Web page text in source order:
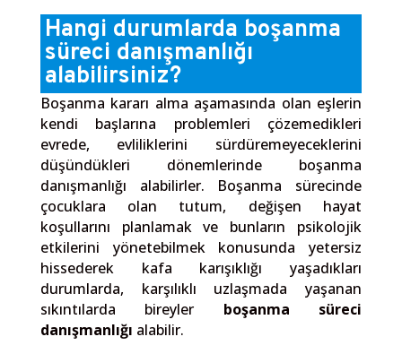
Hangi durumlarda boşanma
süreci danışmanlığı
alabilirsiniz?
Boşanma kararı alma aşamasında olan eşlerin
kendi başlarına problemleri çözemedikleri
evrede, evliliklerini sürdüremeyeceklerini
düşündükleri dönemlerinde boşanma
danışmanlığı alabilirler. Boşanma sürecinde
çocuklara olan tutum, değişen hayat
koşullarını planlamak ve bunların psikolojik
etkilerini yönetebilmek konusunda yetersiz
hissederek kafa karışıklığı yaşadıkları
durumlarda, karşılıklı uzlaşmada yaşanan
sıkıntılarda bireyler boşanma süreci
danışmanlığı alabilir.